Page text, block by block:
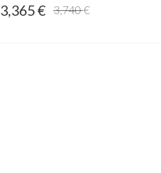
3,740€
3,365€